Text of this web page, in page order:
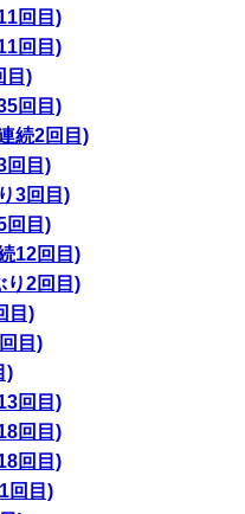
回目)
回目)
目)
回目)
続2回目)
回目)
3回目)
回目)
12回目)
り2回目)
目)
目)
)
回目)
回目)
回目)
回目)